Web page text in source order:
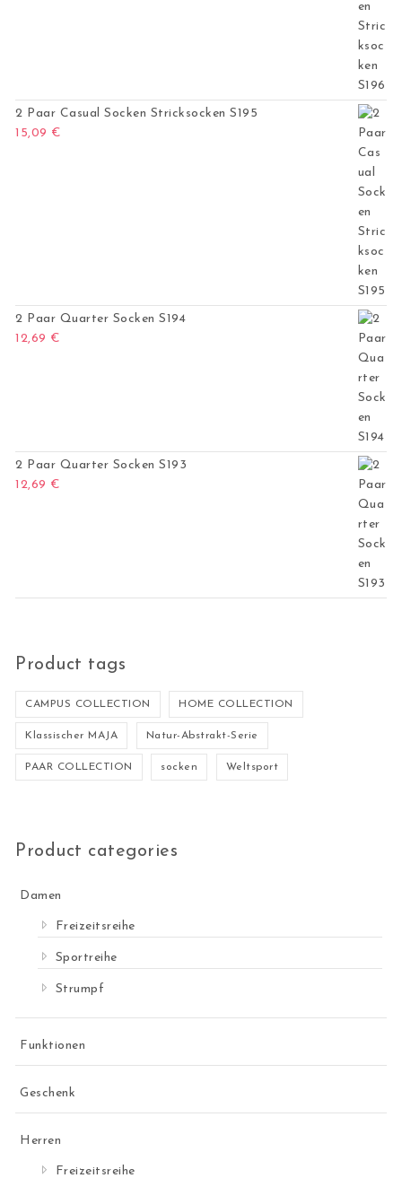
2 Paar Casual Socken Stricksocken S195
15,09 €
2 Paar Quarter Socken S194
12,69 €
2 Paar Quarter Socken S193
12,69 €
Product tags
CAMPUS COLLECTION HOME COLLECTION
Klassischer MAJA Natur-Abstrakt-Serie
PAAR COLLECTION socken Weltsport
Product categories
Damen
Freizeitsreihe
Sportreihe
Strumpf
Funktionen
Geschenk
Herren
Freizeitsreihe